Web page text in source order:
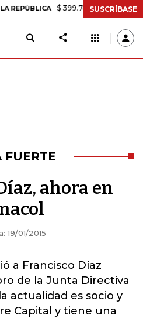
$ 399.745,16 +$ 2.295,71
SUSCRÍBASE
FUERTE
ahora en
19/01/2015
a Francisco Díaz
de la Junta Directiva
actualidad es socio y
Capital y tiene una